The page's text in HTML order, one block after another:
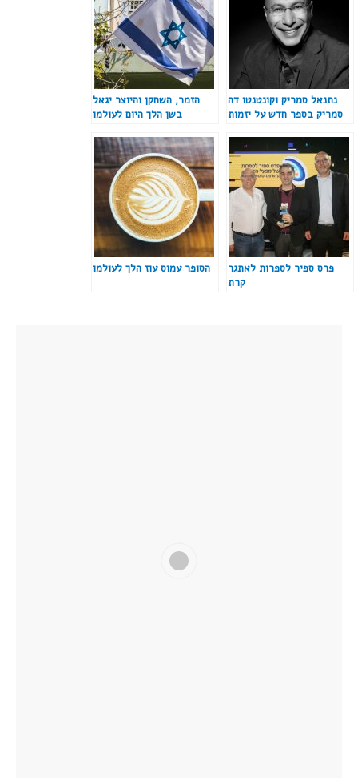
נתנאל סמריק וקונטנטו דה
סמריק בספר חדש על יזמות
הזמר, השחקן והיוצר יגאל
בשן הלך היום לעולמו
פרס ספיר לספרות לאתגר
קרת
הסופר עמוס עוז הלך לעולמו